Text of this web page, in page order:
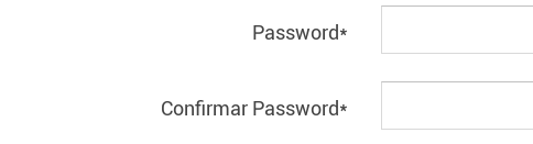
Password*
Confirmar Password*